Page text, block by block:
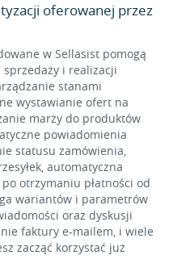
oferowanej przez
w Sellasist pomogą
sprzedaży i realizacji
stanami
wystawianie ofert na
marży do produktów
powiadomienia
statusu zamówienia,
automatyczna
otrzymaniu płatności od
wariantów i parametrów
oraz dyskusji
faktury e-mailem, i wiele
zacząć korzystać już